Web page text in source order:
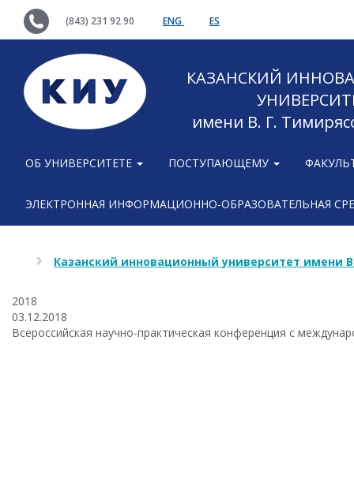
(843) 231 92 90 ENG ES
КАЗАНСКИЙ
имени В. Г.
ОБ УНИВЕРСИТЕТЕ ПОСТУПАЮЩЕМУ
ЭЛЕКТРОННАЯ ИНФОРМАЦИОННО-ОБРАЗОВАТЕЛЬНАЯ
Казанский инновационный университет имени
2018
03.12.2018
Всероссийская научно-практическая конференция с